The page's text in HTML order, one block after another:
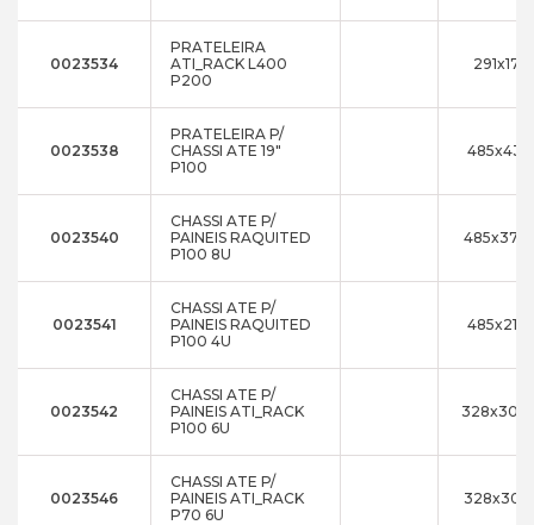
0023534
PRATELEIRA
ATI_RACK L400
P200
0023538
PRATELEIRA P/
CHASSI ATE 19"
P100
0023540
CHASSI ATE P/
PAINEIS RAQUITED
P100 8U
0023541
CHASSI ATE P/
PAINEIS RAQUITED
P100 4U
0023542
CHASSI ATE P/
PAINEIS ATI_RACK
P100 6U
0023546
CHASSI ATE P/
PAINEIS ATI_RACK
P70 6U